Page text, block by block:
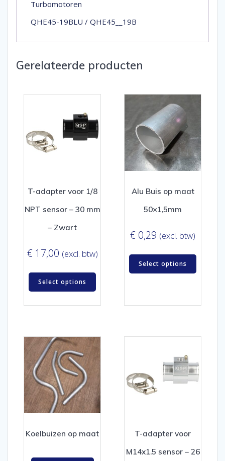
Turbomotoren
QHE45-19BLU / QHE45__19B
Gerelateerde producten
T-adapter voor 1/8
NPT sensor – 30 mm
– Zwart
€ 17,00 (excl. btw)
Select options
Alu Buis op maat
50×1,5mm
€ 0,29 (excl. btw)
Select options
Koelbuizen op maat
T-adapter voor
M14x1.5 sensor – 26